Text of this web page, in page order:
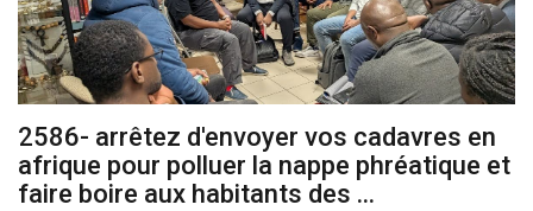
2586- arrêtez d'envoyer vos cadavres en
afrique pour polluer la nappe phréatique et
faire boire aux habitants des ...